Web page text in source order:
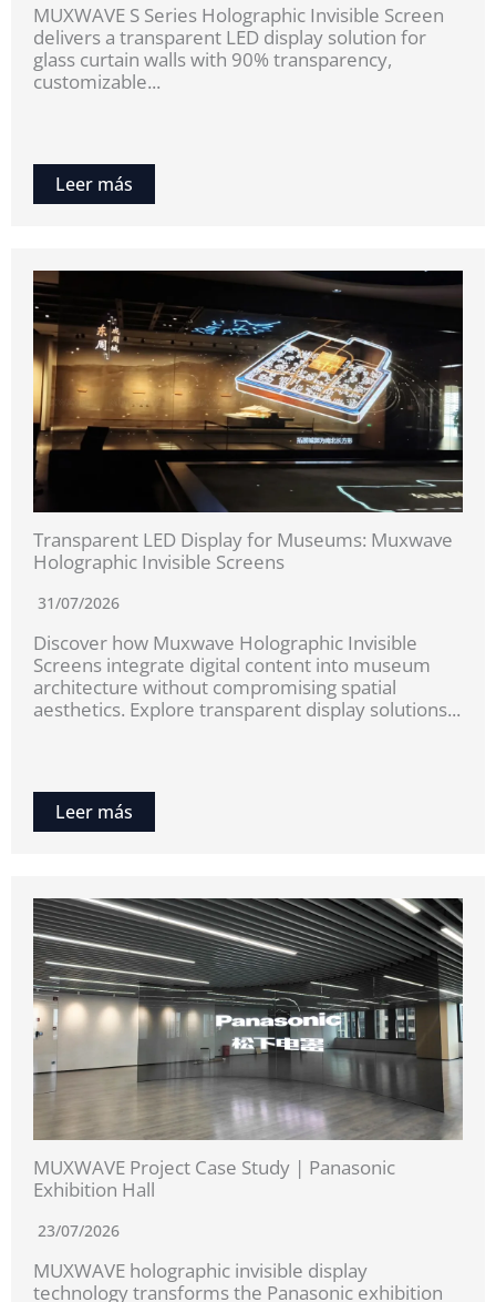
MUXWAVE S Series Holographic Invisible Screen
delivers a transparent LED display solution for
glass curtain walls with 90% transparency,
customizable...
Leer más
Transparent LED Display for Museums: Muxwave
Holographic Invisible Screens
31/07/2026
Discover how Muxwave Holographic Invisible
Screens integrate digital content into museum
architecture without compromising spatial
aesthetics. Explore transparent display solutions...
Leer más
MUXWAVE Project Case Study | Panasonic
Exhibition Hall
23/07/2026
MUXWAVE holographic invisible display
technology transforms the Panasonic exhibition